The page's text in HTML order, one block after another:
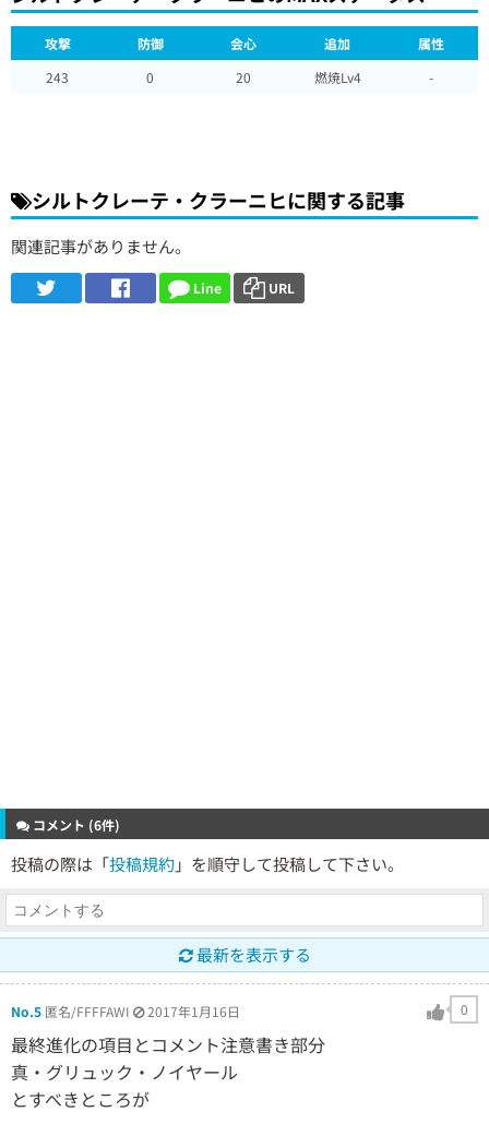
攻撃 防御 会心 追加
属性
243
0 20 燃焼Lv4 -
シルトクレーテ・クラーニヒに関する記事
関連記事がありません。
Line URL
コメント (6件)
投稿の際は「投稿規約 」を順守して投稿して下さい。
最新を表示する
No.5 匿名/FFFFAWI 2017年1月16日 0
最終進化の項目とコメント注意書き部分
真・グリュック・ノイヤール
とすべきところが